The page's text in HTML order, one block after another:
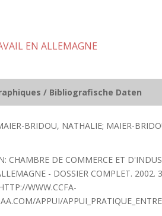
EN ALLEMAGNE
/ Bibliografische Daten
BRIDOU, NATHALIE; MAIER-
CHAMBRE DE COMMERCE ET
- DOSSIER COMPLET. 2002.
WWW.CCFA-
APPUI/